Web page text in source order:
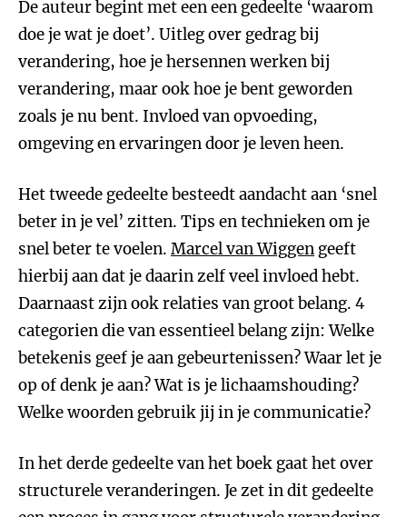
De auteur begint met een een gedeelte ‘waarom
doe je wat je doet’. Uitleg over gedrag bij
verandering, hoe je hersennen werken bij
verandering, maar ook hoe je bent geworden
zoals je nu bent. Invloed van opvoeding,
omgeving en ervaringen door je leven heen.
Het tweede gedeelte besteedt aandacht aan ‘snel
beter in je vel’ zitten. Tips en technieken om je
snel beter te voelen. Marcel van Wiggen geeft
hierbij aan dat je daarin zelf veel invloed hebt.
Daarnaast zijn ook relaties van groot belang. 4
categorien die van essentieel belang zijn: Welke
betekenis geef je aan gebeurtenissen? Waar let je
op of denk je aan? Wat is je lichaamshouding?
Welke woorden gebruik jij in je communicatie?
In het derde gedeelte van het boek gaat het over
structurele veranderingen. Je zet in dit gedeelte